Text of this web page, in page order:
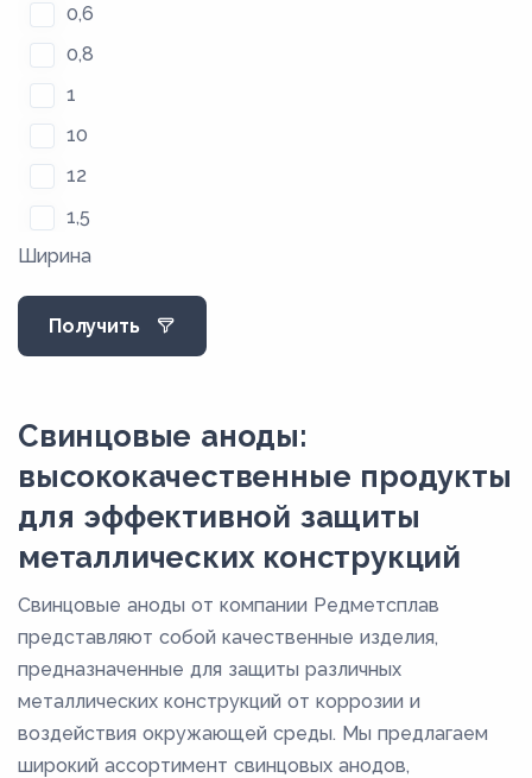
0,6
0,8
1
10
12
1,5
15
2
2,5
8
9
Ширина
Получить
Свинцовые аноды:
высококачественные продукты
для эффективной защиты
металлических конструкций
Свинцовые аноды от компании Редметсплав
представляют собой качественные изделия,
предназначенные для защиты различных
металлических конструкций от коррозии и
воздействия окружающей среды. Мы предлагаем
широкий ассортимент свинцовых анодов,